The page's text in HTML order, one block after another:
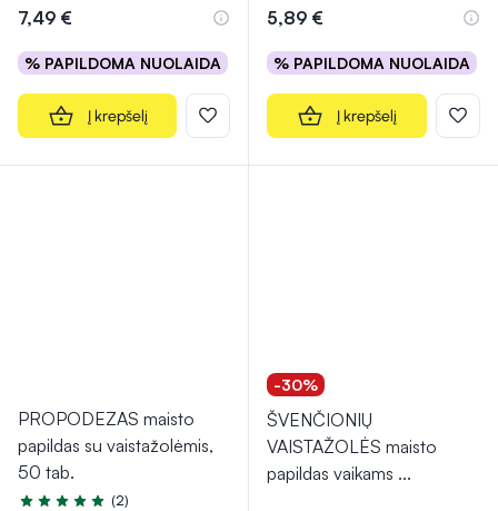
7,49 €
% PAPILDOMA NUOLAIDA
Į krepšelį
5,89 €
% PAPILDOMA NUOLAIDA
Į krepšelį
PROPODEZAS maisto
papildas su vaistažolėmis,
50 tab.
(2)
-30%
ŠVENČIONIŲ
VAISTAŽOLĖS maisto
papildas vaikams ...